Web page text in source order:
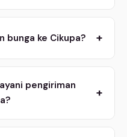
bunga ke Cikupa? +
pengiriman
+